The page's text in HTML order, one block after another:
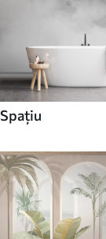
Spaţiu